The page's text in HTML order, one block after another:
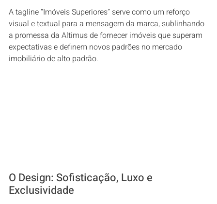
A tagline “Imóveis Superiores” serve como um reforço
visual e textual para a mensagem da marca, sublinhando
a promessa da Altimus de fornecer imóveis que superam
expectativas e definem novos padrões no mercado
imobiliário de alto padrão.
O Design: Sofisticação, Luxo e
Exclusividade